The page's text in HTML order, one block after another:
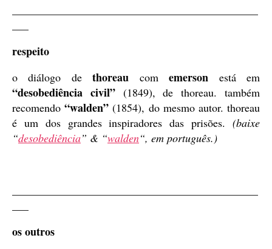
respeito
o diálogo dethoreau comemerson está em
“desobediência civil”(1849), de thoreau. também
recomendo“walden” (1854), do mesmo autor. thoreau
é um dos grandes inspiradores das prisões. (baixe
“desobediência” & “walden“, em português.)
os outros